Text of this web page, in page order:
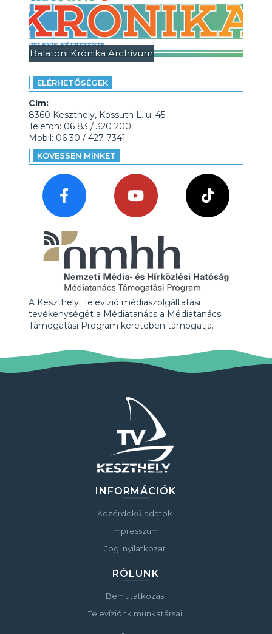
Balatoni Krónika Archívum
ELÉRHETŐSÉGEK
Cím:
8360 Keszthely, Kossuth L. u. 45.
Telefon: 06 83 / 320 200
Mobil: 06 30 / 427 7341
KÖVESSEN MINKET
A Keszthelyi Televízió médiaszolgáltatási
tevékenységét a Médiatanács a Médiatanács
Támogatási Program keretében támogatja.
INFORMÁCIÓK
Közérdekű adatok
Impresszum
Jogi nyilatkozat
RÓLUNK
Bemutatkozás
Televíziónk munkatársai